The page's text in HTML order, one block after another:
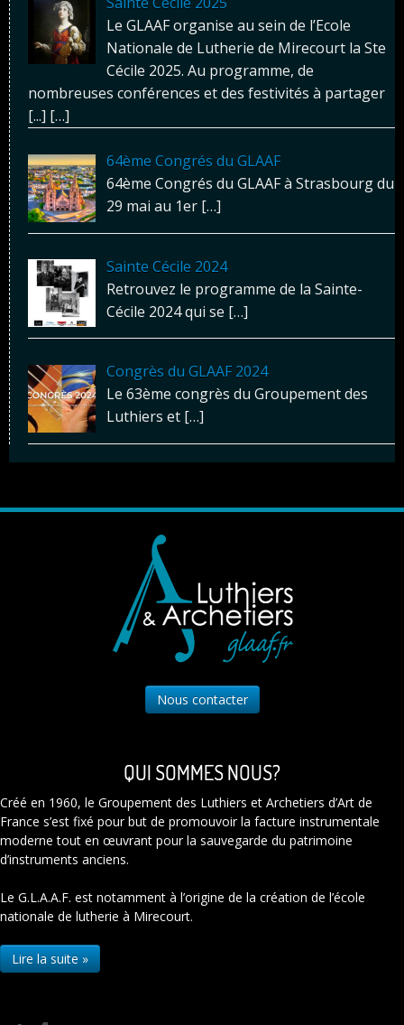
Le GLAAF organise au sein de l’Ecole
Nationale de Lutherie de Mirecourt la Ste
Cécile 2025. Au programme, de
nombreuses conférences et des festivités à partager
[...] […]
64ème Congrés du GLAAF
64ème Congrés du GLAAF à Strasbourg du
29 mai au 1er […]
Sainte Cécile 2024
Retrouvez le programme de la Sainte-
Cécile 2024 qui se […]
Congrès du GLAAF 2024
Le 63ème congrès du Groupement des
Luthiers et […]
Nous contacter
QUI SOMMES NOUS?
Créé en 1960, le Groupement des Luthiers et Archetiers d’Art de
France s’est fixé pour but de promouvoir la facture instrumentale
moderne tout en œuvrant pour la sauvegarde du patrimoine
d’instruments anciens.
Le G.L.A.A.F. est notamment à l’origine de la création de l’école
nationale de lutherie à Mirecourt.
Lire la suite »